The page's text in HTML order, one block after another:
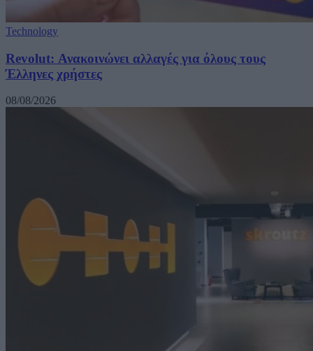
Technology
Revolut: Ανακοινώνει αλλαγές για όλους τους
Έλληνες χρήστες
08/08/2026